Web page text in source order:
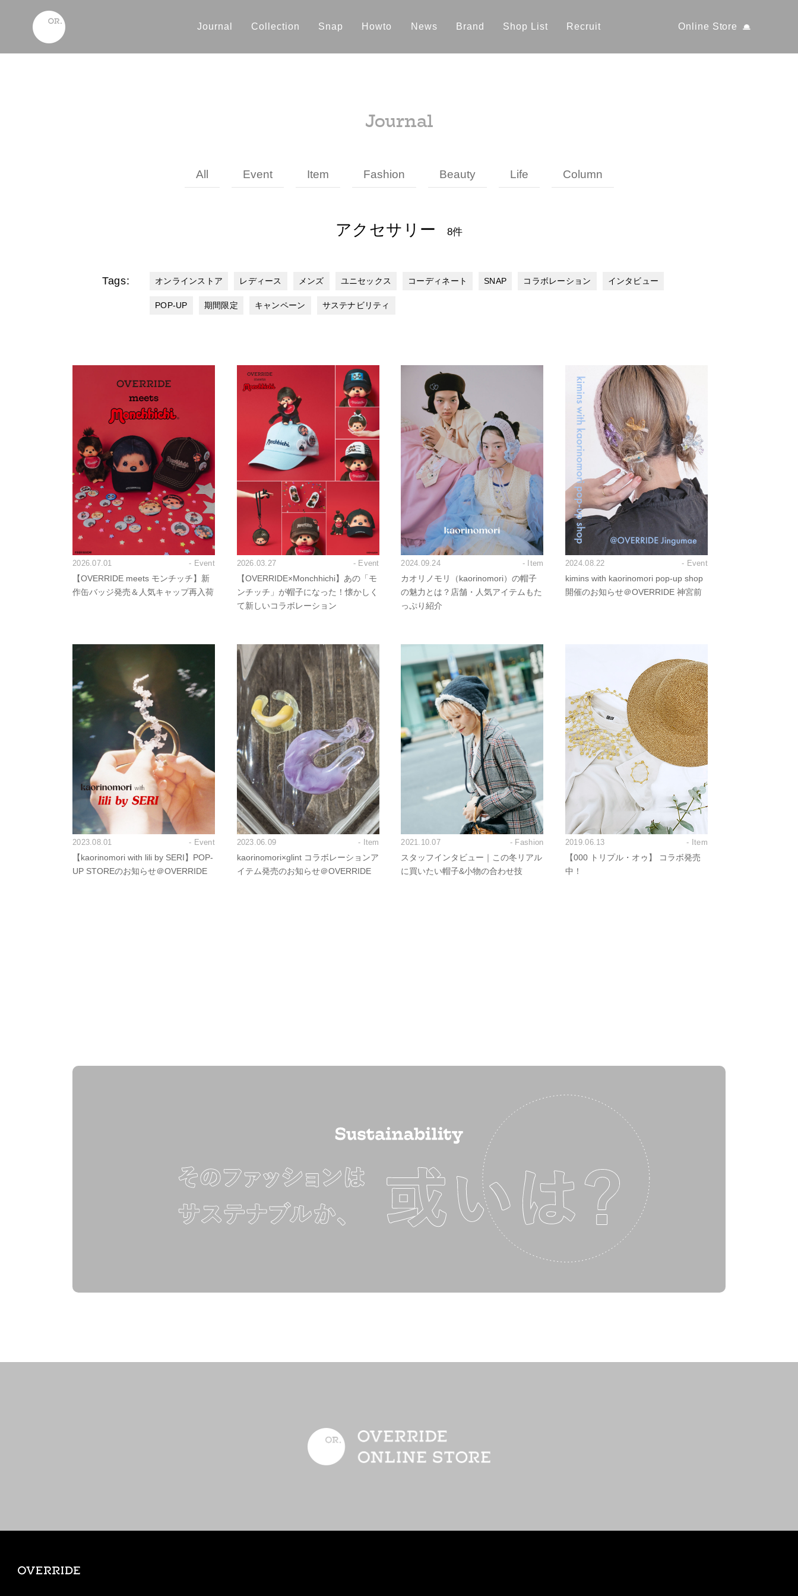
Online Store
Journal Collection Snap Howto News Brand Shop List Recruit
Journal
All Event Item Fashion Beauty Life Column
アクセサリー 8件
Tags: オンラインストア レディース メンズ ユニセックス コーディネート SNAP コラボレーション インタビュー
POP-UP 期間限定 キャンペーン サステナビリティ
2026.07.01 - Event
【OVERRIDE meets モンチッチ】新
作缶バッジ発売＆人気キャップ再入荷
2026.03.27 - Event
【OVERRIDE×Monchhichi】あの「モ
ンチッチ」が帽子になった！懐かしく
て新しいコラボレーション
2024.09.24 - Item
カオリノモリ（kaorinomori）の帽子
の魅力とは？店舗・人気アイテムもた
っぷり紹介
2024.08.22 - Event
kimins with kaorinomori pop-up shop
開催のお知らせ＠OVERRIDE 神宮前
2023.08.01 - Event
【kaorinomori with lili by SERI】POP-
UP STOREのお知らせ＠OVERRIDE
2023.06.09 - Item
kaorinomori×glint コラボレーションア
イテム発売のお知らせ＠OVERRIDE
2021.10.07 - Fashion
スタッフインタビュー｜この冬リアル
に買いたい帽子&小物の合わせ技
2019.06.13 - Item
【000 トリプル・オゥ】 コラボ発売
中！